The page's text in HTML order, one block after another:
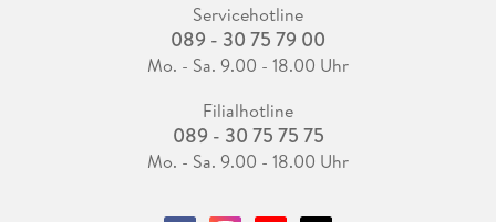
Servicehotline
089 - 30 75 79 00
Mo. - Sa. 9.00 - 18.00 Uhr
Filialhotline
089 - 30 75 75 75
Mo. - Sa. 9.00 - 18.00 Uhr